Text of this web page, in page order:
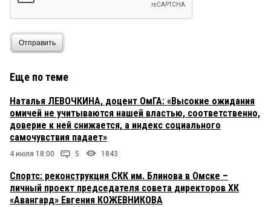
Отправить
Еще по теме
Наталья ЛЕВОЧКИНА, доцент ОмГА: «Высокие ожидания
омичей не учитываются нашей властью, соответственно,
доверие к ней снижается, а индекс социального
самочувствия падает»
4 июля 18:00 5 1843
Спортс: реконструкция СКК им. Блинова в Омске –
личный проект председателя совета директоров ХК
«Авангард» Евгения КОЖЕВНИКОВА